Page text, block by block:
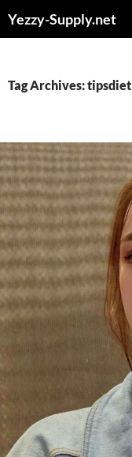
Yezzy-Supply.net
Tag Archives: tipsdiet